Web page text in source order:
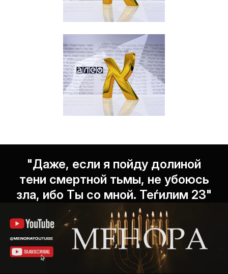
"Даже, если я пойду долиной
тени смертной тьмы, не убоюсь
зла, ибо Ты со мной. Теѓилим 23"